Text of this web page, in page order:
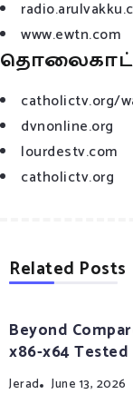
www.ewtn.com
catholictv.org/
dvnonline.org
lourdestv.com
catholictv.org
Related Posts
Beyond
x86-x64 Tested
Jerad June 13, 2026